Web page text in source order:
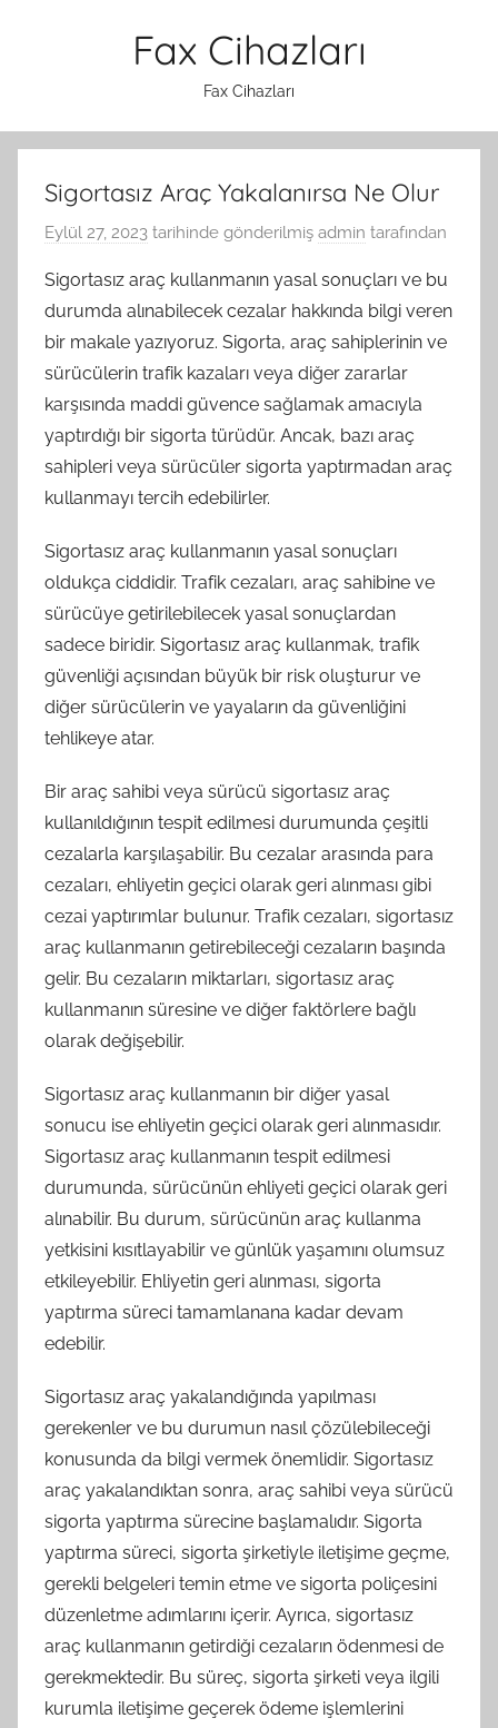
Fax Cihazları
Fax Cihazları
Sigortasız Araç Yakalanırsa Ne Olur
Eylül 27, 2023 tarihinde gönderilmiş admin tarafından
Sigortasız araç kullanmanın yasal sonuçları ve bu
durumda alınabilecek cezalar hakkında bilgi veren
bir makale yazıyoruz. Sigorta, araç sahiplerinin ve
sürücülerin trafik kazaları veya diğer zararlar
karşısında maddi güvence sağlamak amacıyla
yaptırdığı bir sigorta türüdür. Ancak, bazı araç
sahipleri veya sürücüler sigorta yaptırmadan araç
kullanmayı tercih edebilirler.
Sigortasız araç kullanmanın yasal sonuçları
oldukça ciddidir. Trafik cezaları, araç sahibine ve
sürücüye getirilebilecek yasal sonuçlardan
sadece biridir. Sigortasız araç kullanmak, trafik
güvenliği açısından büyük bir risk oluşturur ve
diğer sürücülerin ve yayaların da güvenliğini
tehlikeye atar.
Bir araç sahibi veya sürücü sigortasız araç
kullanıldığının tespit edilmesi durumunda çeşitli
cezalarla karşılaşabilir. Bu cezalar arasında para
cezaları, ehliyetin geçici olarak geri alınması gibi
cezai yaptırımlar bulunur. Trafik cezaları, sigortasız
araç kullanmanın getirebileceği cezaların başında
gelir. Bu cezaların miktarları, sigortasız araç
kullanmanın süresine ve diğer faktörlere bağlı
olarak değişebilir.
Sigortasız araç kullanmanın bir diğer yasal
sonucu ise ehliyetin geçici olarak geri alınmasıdır.
Sigortasız araç kullanmanın tespit edilmesi
durumunda, sürücünün ehliyeti geçici olarak geri
alınabilir. Bu durum, sürücünün araç kullanma
yetkisini kısıtlayabilir ve günlük yaşamını olumsuz
etkileyebilir. Ehliyetin geri alınması, sigorta
yaptırma süreci tamamlanana kadar devam
edebilir.
Sigortasız araç yakalandığında yapılması
gerekenler ve bu durumun nasıl çözülebileceği
konusunda da bilgi vermek önemlidir. Sigortasız
araç yakalandıktan sonra, araç sahibi veya sürücü
sigorta yaptırma sürecine başlamalıdır. Sigorta
yaptırma süreci, sigorta şirketiyle iletişime geçme,
gerekli belgeleri temin etme ve sigorta poliçesini
düzenletme adımlarını içerir. Ayrıca, sigortasız
araç kullanmanın getirdiği cezaların ödenmesi de
gerekmektedir. Bu süreç, sigorta şirketi veya ilgili
kurumla iletişime geçerek ödeme işlemlerini